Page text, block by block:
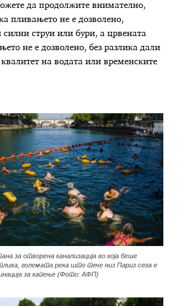
да продолжите внимателно,
пливањето не е дозволено,
силни струи или бури, а црвената
не е дозволено, без разлика дали
на водата или временските
за отворена канализација во која беше
големата река што тече низ Париз сега е
за капење (Фото: АФП)